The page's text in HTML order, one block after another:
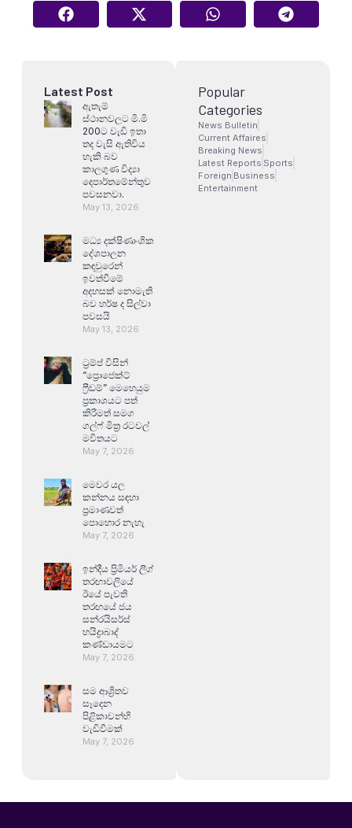
Latest Post
ඇතැම්
ස්ථානවලට මි.මි
200ට වැඩි ඉතා
තද වැසි ඇතිවිය
හැකි බව
කාලගුණ විද්‍යා
දෙපාර්තමේන්තුව
පවසනවා.
May 13, 2026
මධ්‍ය දක්ෂිණාංශික
දේශපාලන
කඳවුරෙන්
ඉවත්වීමේ
අදහසක් නොමැති
බව හර්ෂ ද සිල්වා
පවසයි
May 13, 2026
ට්‍රම්ප් විසින්
“ප්‍රොජෙක්ට්
ෆ්‍රීඩම්” මෙහෙයුම
ප්‍රකාශයට පත්
කිරීමත් සමග
ගල්ෆ් මිත්‍ර රටවල්
මවිතයට
May 7, 2026
මෙවර යල
කන්නය සඳහා
ප්‍රමාණවත්
පොහොර නැහැ
May 7, 2026
ඉන්දීය ප්‍රිමියර් ලීග්
තරඟාවලියේ
ඊයේ පැවති
තරඟයේ ජය
සන්රයිසර්ස්
හයිද්‍රාබාද්
කණ්ඩායමට
May 7, 2026
සම ආශ්‍රිතව
සෑදෙන
පිළිකාවන්හි
වැඩිවීමක්
May 7, 2026
Popular
Categories
News Bulletin
Current Affaires
Breaking News
Latest Reports Sports
Foreign Business
Entertainment